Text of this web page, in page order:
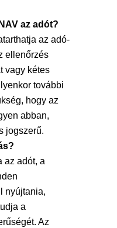
az adót?
az adó-
ellenőrzés
vagy kétes
további
hogy az
abban,
jogszerű.
az adót, a
nyújtania,
a
Az